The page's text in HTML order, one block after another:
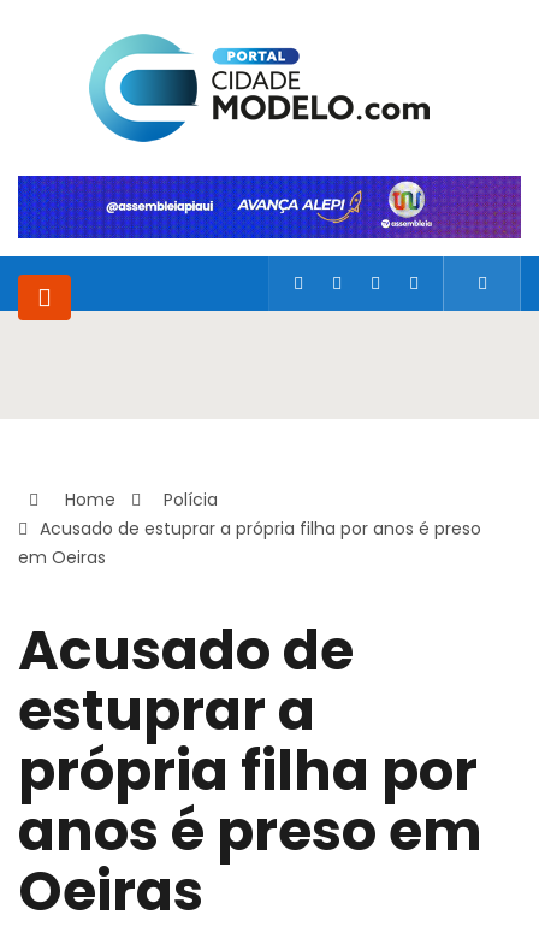
Home
Polícia
Acusado de estuprar a própria filha por anos é preso
em Oeiras
Acusado de
estuprar a
própria filha por
anos é preso em
Oeiras